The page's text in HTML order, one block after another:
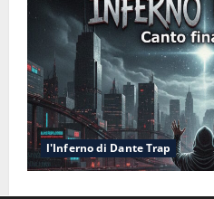
l'Inferno di Dante Trap